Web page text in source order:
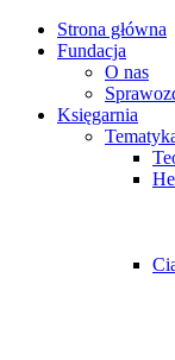
Strona główna
Fundacja
O nas
Księgarnia